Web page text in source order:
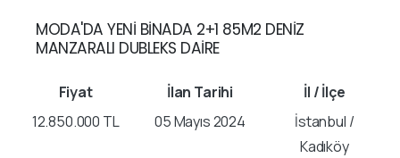
MODA'DA YENİ BİNADA 2+1 85M2 DENİZ
MANZARALI DUBLEKS DAİRE
12.850.000 TL 05 Mayıs 2024
İstanbul /
Kadıköy